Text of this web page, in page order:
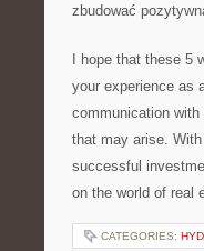
zbudować
I hope ‌that these
your‍ experience as
communication
that may arise.
successful
​on the world of real
CATEGORIES: